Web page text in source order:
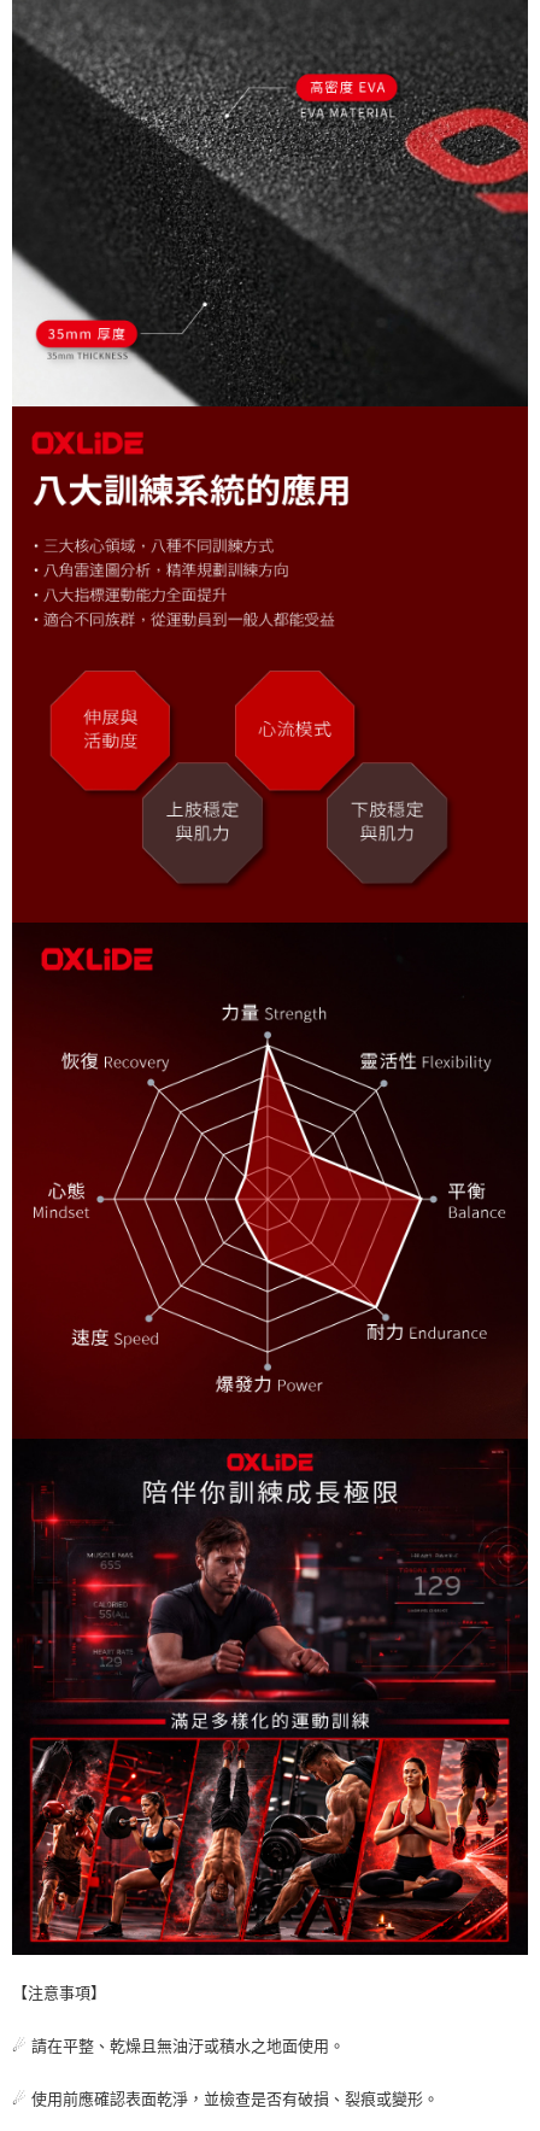
【注意事項】
☄ 請在平整、乾燥且無油汙或積水之地面使用。
☄ 使用前應確認表面乾淨，並檢查是否有破損、裂痕或變形。